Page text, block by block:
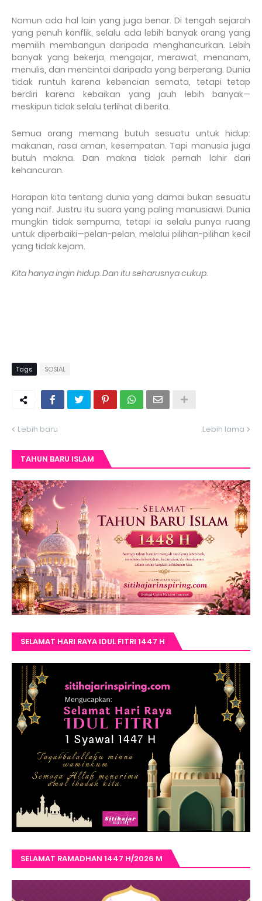
Namun ada hal lain yang juga benar. Di tengah sejarah
yang penuh konflik, selalu ada lebih banyak orang yang
memilih membangun daripada menghancurkan. Lebih
banyak yang bekerja, mengajar, merawat, menanam,
menulis, dan mencintai daripada yang berperang. Dunia
tidak runtuh karena kebencian semata, tetapi tetap
berdiri karena kebaikan yang jauh lebih banyak—
meskipun tidak selalu terlihat di berita.
Semua orang memang butuh sesuatu untuk hidup:
makanan, rasa aman, kesempatan. Tapi manusia juga
butuh makna. Dan makna tidak pernah lahir dari
kehancuran.
Harapan kita tentang dunia yang damai bukan sesuatu
yang naif. Justru itu suara yang paling manusiawi. Dunia
mungkin tidak sempurna, tetapi ia selalu punya ruang
untuk diperbaiki—pelan-pelan, melalui pilihan-pilihan kecil
yang tidak kejam.
Kita hanya ingin hidup. Dan itu seharusnya cukup.
Tags SOSIAL
Lebih baru Lebih lama
TAHUN BARU ISLAM
SELAMAT HARI RAYA IDUL FITRI 1447 H
SELAMAT RAMADHAN 1447 H/2026 M